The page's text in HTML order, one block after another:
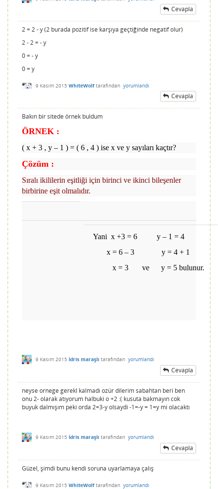
Cevapla
2 = 2 - y (2 burada pozitif ise karşıya geçtiğinde negatif olur)
2 - 2 = - y
0 = - y
0 = y
9 Kasım 2015 WhiteWolf tarafından yorumlandı
Cevapla
Bakın bir sitede örnek buldum
ÖRNEK :
( x + 3 , y – 1 ) = ( 6 , 4 ) ise x ve y sayıları kaçtır?
Çözüm :
Sıralı ikililerin eşitliği için birinci ve ikinci bileşenler
birbirine eşit olmalıdır.
Yani x +3 = 6 y – 1 = 4
x = 6 – 3 y = 4 + 1
x = 3 ve y = 5 bulunur.
9 Kasım 2015 İdris maraşlı tarafından yorumlandı
Cevapla
neyse ornege gerekl kalmadı ozür dilerim sabahtan beri ben
onu 2- olarak atıyorum halbuki o +2 :( kusuta bakmayın cok
buyuk dalmışım peki orda 2=3-y olsaydi -1=-y = 1=y mi olacaktı
9 Kasım 2015 İdris maraşlı tarafından yorumlandı
Cevapla
Güzel, şimdi bunu kendi soruna uyarlamaya çalış
9 Kasım 2015 WhiteWolf tarafından yorumlandı